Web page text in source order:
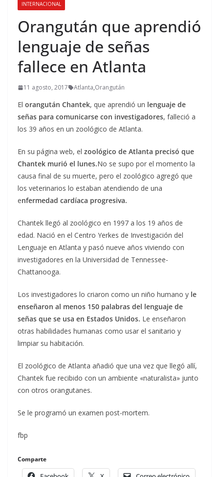
INTERNACIONAL
Orangután que aprendió
lenguaje de señas
fallece en Atlanta
11 agosto, 2017 Atlanta,Orangután
El orangután Chantek, que aprendió un lenguaje de
señas para comunicarse con investigadores, falleció a
los 39 años en un zoológico de Atlanta.
En su página web, el zoológico de Atlanta precisó que
Chantek murió el lunes.No se supo por el momento la
causa final de su muerte, pero el zoológico agregó que
los veterinarios lo estaban atendiendo de una
enfermedad cardíaca progresiva.
Chantek llegó al zoológico en 1997 a los 19 años de
edad. Nació en el Centro Yerkes de Investigación del
Lenguaje en Atlanta y pasó nueve años viviendo con
investigadores en la Universidad de Tennessee-
Chattanooga.
Los investigadores lo criaron como un niño humano y le
enseñaron al menos 150 palabras del lenguaje de
señas que se usa en Estados Unidos. Le enseñaron
otras habilidades humanas como usar el sanitario y
limpiar su habitación.
El zoológico de Atlanta añadió que una vez que llegó allí,
Chantek fue recibido con un ambiente «naturalista» junto
con otros orangutanes.
Se le programó un examen post-mortem.
fbp
Comparte